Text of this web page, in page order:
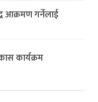
आक्रमण गर्नेलाई
कार्यक्रम